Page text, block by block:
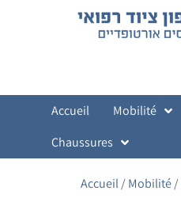
Accueil Mobilité
Chaussures
Accueil/Mobilité/